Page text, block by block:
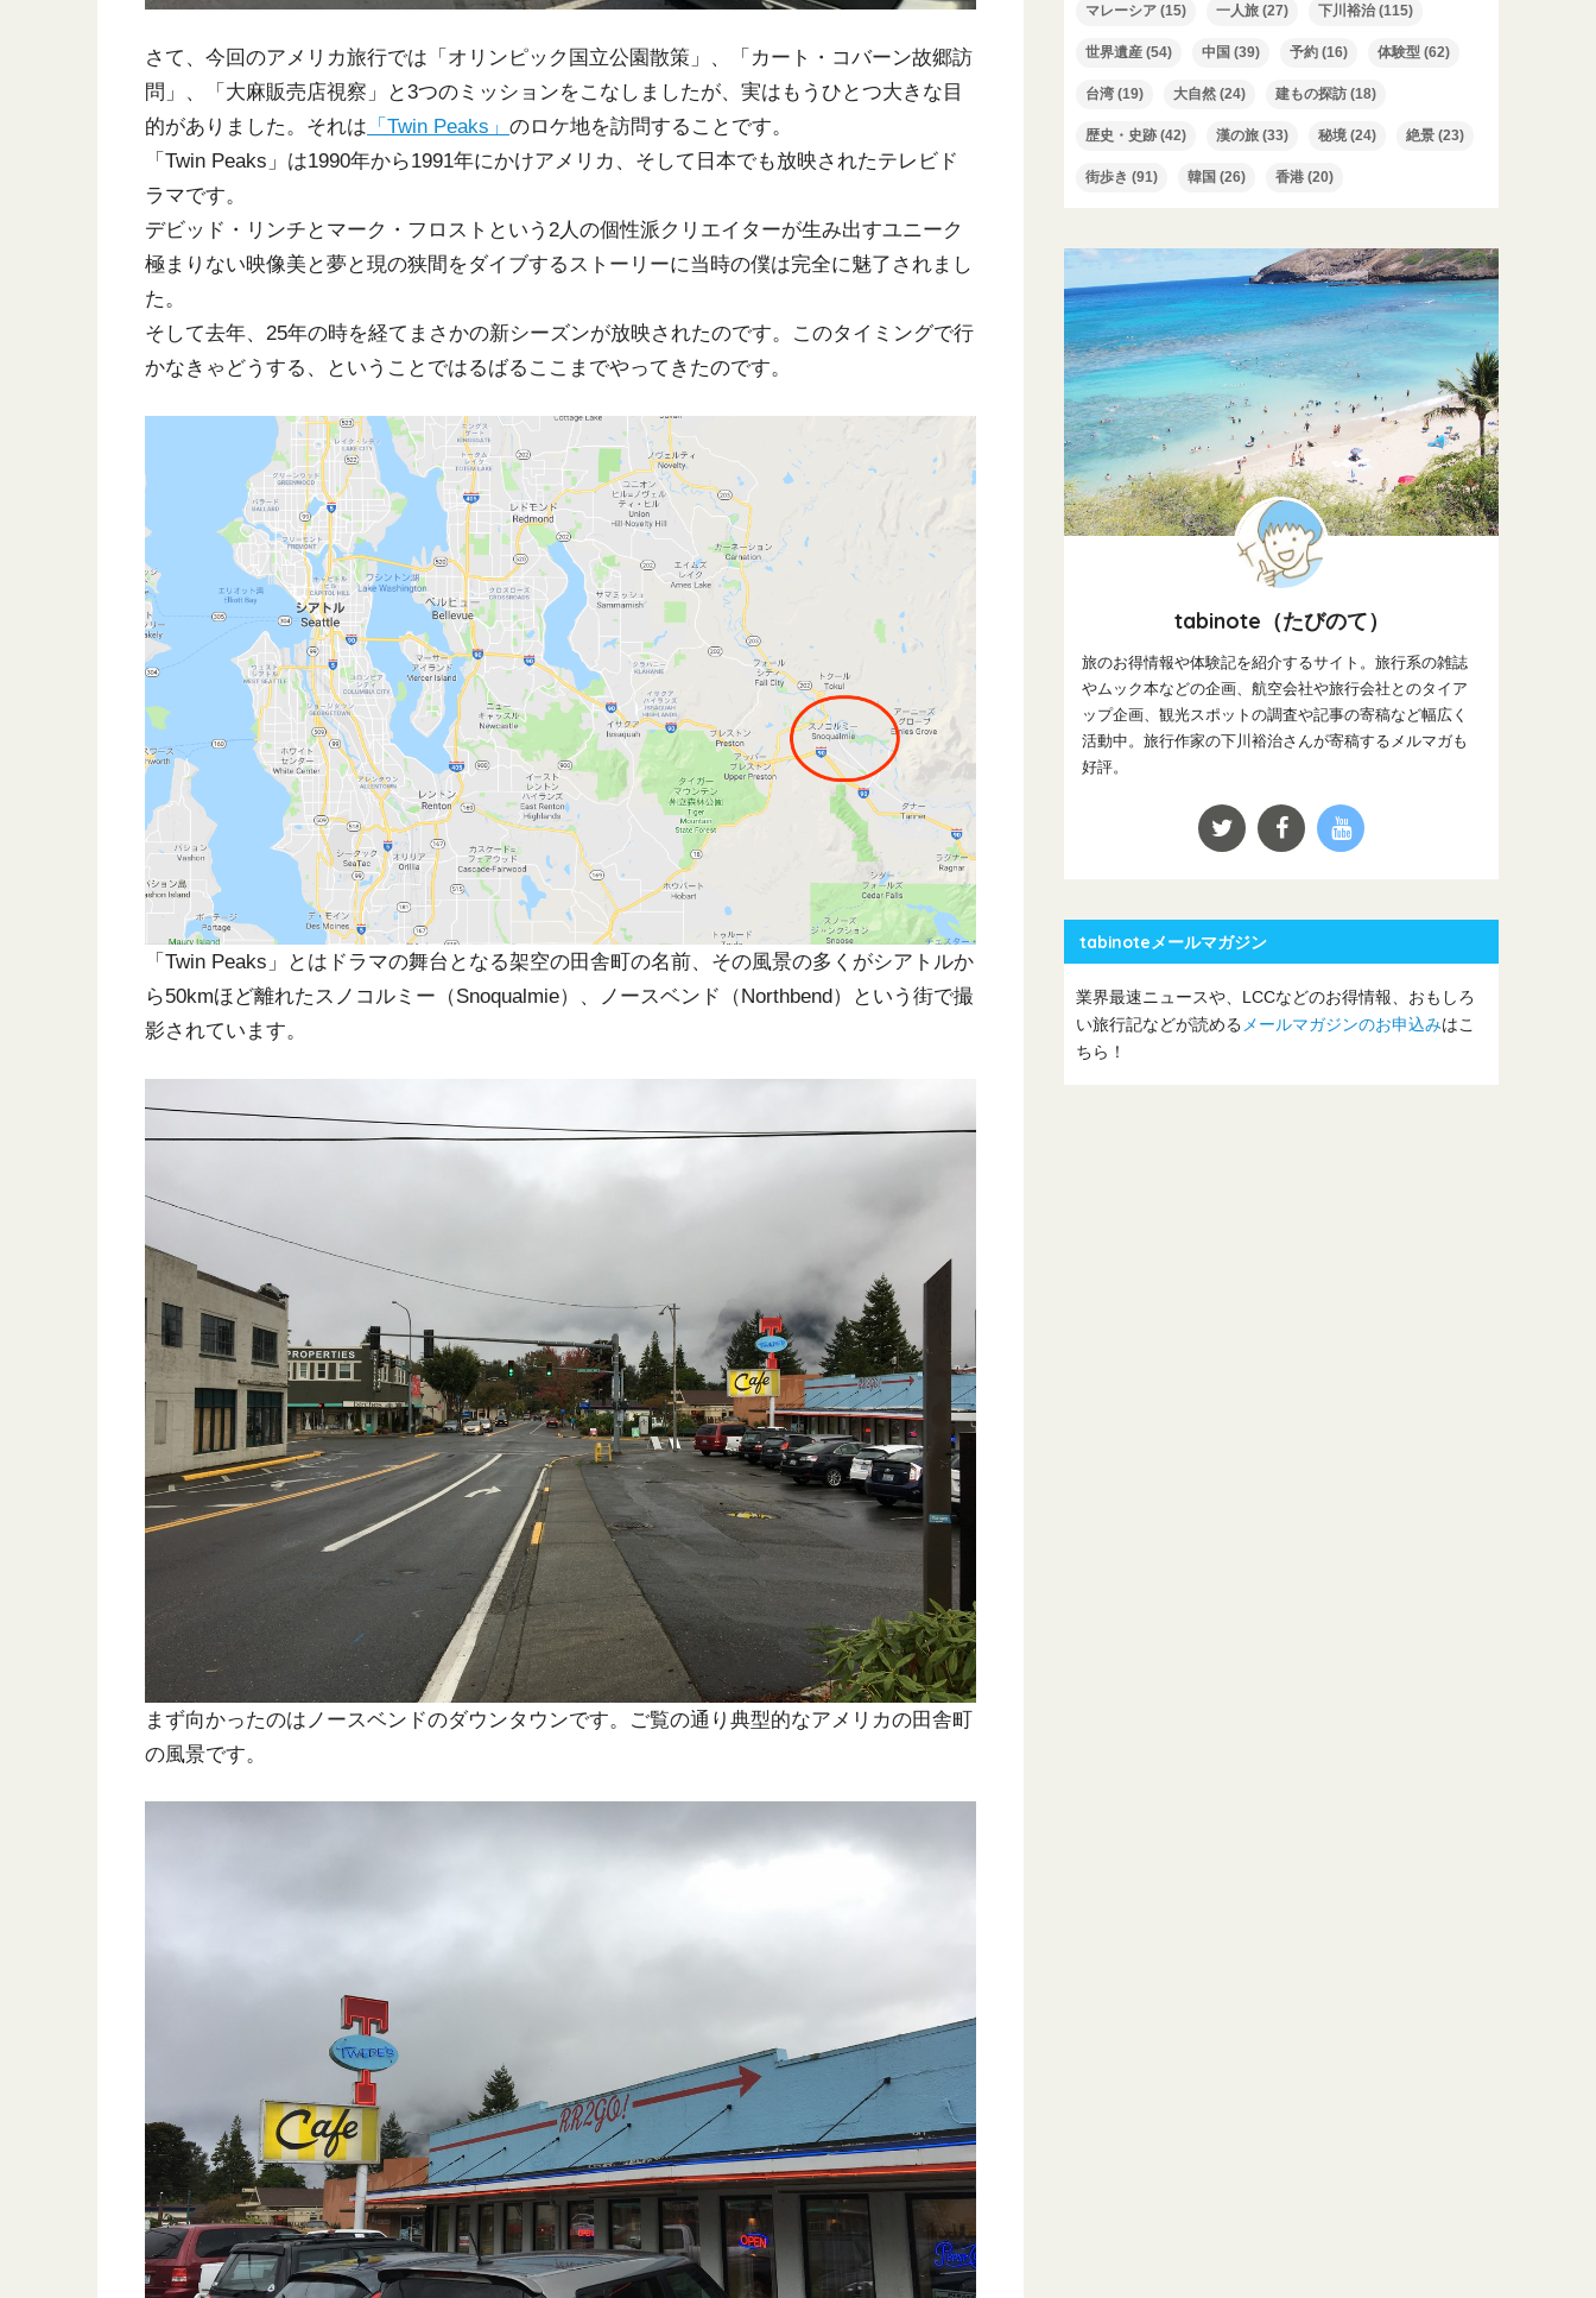
さて、今回のアメリカ旅行では「オリンピック国立公園散策」、「カート・コバーン故郷訪
問」、「大麻販売店視察」と3つのミッションをこなしましたが、実はもうひとつ大きな目
的がありました。それは 「Twin Peaks」 のロケ地を訪問することです。
「Twin Peaks」は1990年から1991年にかけアメリカ、そして日本でも放映されたテレビド
ラマです。
デビッド・リンチとマーク・フロストという2人の個性派クリエイターが生み出すユニーク
極まりない映像美と夢と現の狭間をダイブするストーリーに当時の僕は完全に魅了されまし
た。
そして去年、25年の時を経てまさかの新シーズンが放映されたのです。このタイミングで行
かなきゃどうする、ということではるばるここまでやってきたのです。
「Twin Peaks」とはドラマの舞台となる架空の田舎町の名前、その風景の多くがシアトルか
ら50kmほど離れたスノコルミー（Snoqualmie）、ノースベンド（Northbend）という街で撮
影されています。
まず向かったのはノースベンドのダウンタウンです。ご覧の通り典型的なアメリカの田舎町
の風景です。
マレーシア (15) 一人旅 (27) 下川裕治(115)
世界遺産 (54) 中国 (39) 予約 (16) 体験型 (62)
台湾 (19) 大自然 (24) 建もの探訪 (18)
歴史・史跡 (42) 漢の旅 (33) 秘境 (24) 絶景 (23)
街歩き (91) 韓国 (26) 香港 (20)
tabinote（たびのて）
旅のお得情報や体験記を紹介するサイト。旅行系の雑誌
やムック本などの企画、航空会社や旅行会社とのタイア
ップ企画、観光スポットの調査や記事の寄稿など幅広く
活動中。旅行作家の下川裕治さんが寄稿するメルマガも
好評。
tabinoteメールマガジン
業界最速ニュースや、LCCなどのお得情報、おもしろ
い旅行記などが読める メールマガジンのお申込みはこ
ちら！